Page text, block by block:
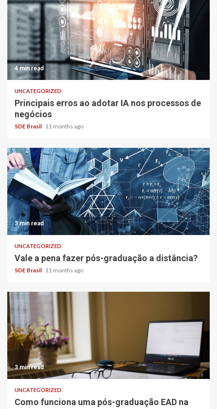
4 min read
UNCATEGORIZED
Principais erros ao adotar IA nos processos de
negócios
SDE Brasil 11 months ago
3 min read
UNCATEGORIZED
Vale a pena fazer pós-graduação a distância?
SDE Brasil 11 months ago
3 min read
UNCATEGORIZED
Como funciona uma pós-graduação EAD na